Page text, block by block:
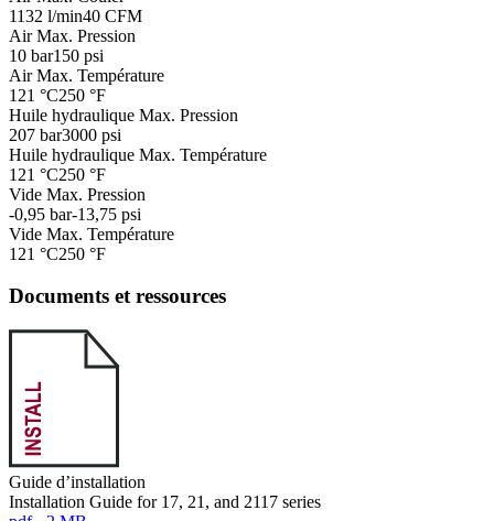
1132 l/min40 CFM
Air Max. Pression
10 bar150 psi
Air Max. Température
121 °C250 °F
Huile hydraulique Max. Pression
207 bar3000 psi
Huile hydraulique Max. Température
121 °C250 °F
Vide Max. Pression
-0,95 bar-13,75 psi
Vide Max. Température
121 °C250 °F
Documents et ressources
Guide d’installation
Installation Guide for 17, 21, and 2117 series